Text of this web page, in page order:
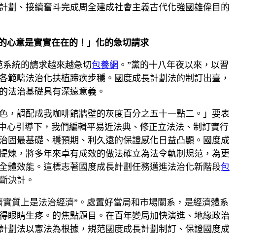
劃、接續奮斗完成周全建成社會主義古代化強國雄偉目的
心意是實實在在的！」化的急切請求
統的請求越來越急切包養網 。”黨的十八年夜以來，以習
疇法治化扶植蹄疾步穩。國度成長計劃法的制訂出臺，
法治基礎具有深遠意義。
，調配成我咖啡館牆壁的灰度百分之五十一點二。」要表
心引導下，我們編輯平易近法典、修正立法法、制訂實行
固最基礎、穩預期、利久遠的保證感化日益凸顯。國度成
煉，將多年來卓有成效的做法確立為法令軌制規范，為更
體效能。這標志著國度成長計劃任務邁進法治化新階段包
決計。
質上是法治經濟”。處置好當局和市場關系，是經濟體系
眼睛生疼。的焦點題目。在百年變局加快演進、地緣政治
劃法以憲法為根據，規范國度成長計劃制訂、保證國度成